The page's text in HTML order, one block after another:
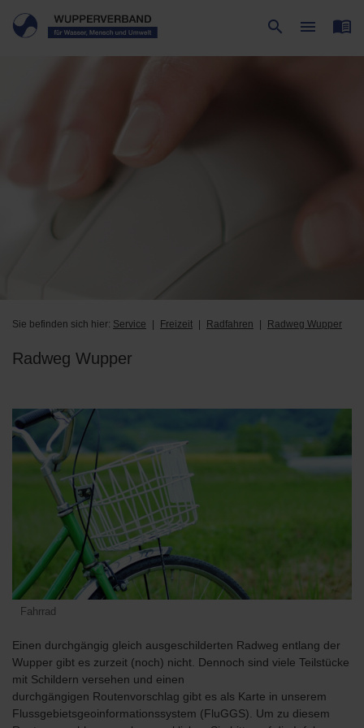
menu_book
search
Suche
menu
Menü
Sie befinden sich hier: Service Freizeit Radfahren Radweg Wupper
Radweg Wupper
Fahrrad
Einen durchgängig gleich ausgeschilderten Radweg entlang der
Wupper gibt es zurzeit (noch) nicht. Dennoch sind viele Teilstücke
mit Schildern versehen und einen
durchgängigen Routenvorschlag gibt es als Karte in unserem
Flussgebietsgeoinformationssystem (FluGGS). Um zu diesem